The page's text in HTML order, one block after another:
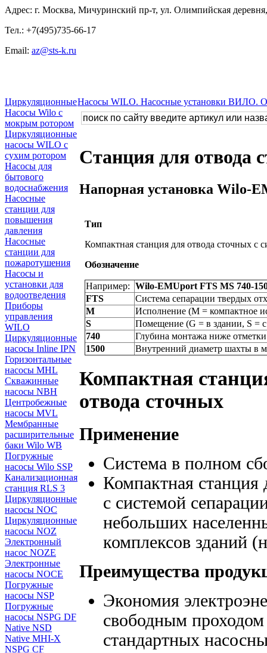
Адрес: г. Москва, Мичуринский пр-т, ул. Олимпийская
Тел.: +7(495)735-66-17
Email: az@sts-k.ru
Циркуляционные
Насосы Wilo с
мокрым ротором
Циркуляционные
насосы WILO с
сухим ротором
Насосы для
бытового
водоснабжения
Насосные
станции для
повышения
давления
Насосные
станции для
пожаротушения
Насосы и
установки для
водоотведения
Приборы
управления
WILO
Циркуляционные
насосы Inline IPN
Горизонтальные
насосы MHL
Скважинные
насосы NBH
Центробежные
насосы MVL
Мембранные
расширительные
баки Wilo WB
Погружные
насосы Wilo SSP
Канализационная
станция RLS 3
Циркуляционные
насосы NOC
Циркуляционные
насосы NOZ
Электронный
насос NOZE
Электронные
насосы NOCE
Погружные
насосы NSP
Погружные
насосы NSPG DF
Native NSD
Native MHI-X
NSPG CF
Насосы WILO. Насосные установки ВИЛО.
Станция для отвода
Напорная установка Wilo-
Тип
Компактная станция для отвода сточных с
Обозначение
Например: Wilo-EMUport FTS MS 740-
FTS
Система сепарации твердых
M
Исполнение (M = компактное
S
Помещение (G = в здании, S =
740
Глубина монтажа ниже
1500
Внутренний диаметр шахты в
Компактная
отвода сточных
Применение
Система в полном
Компактная станция
с системой
небольших
комплексов зданий
Преимущества
Экономия
свободным
стандартных